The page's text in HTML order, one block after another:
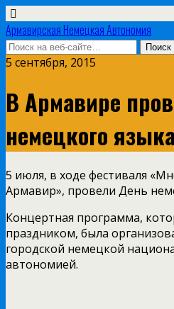
Армавирская Немецкая Автономия
5 сентября, 2015
В Армавире
немецкого
5 июля, в ходе фестиваля
Армавир», провели День
Концертная программа,
праздником, была
городской немецкой
автономией.